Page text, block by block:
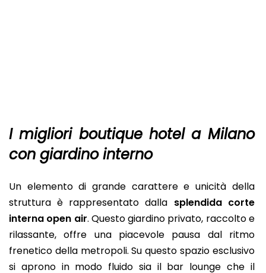
I migliori boutique hotel a Milano
con giardino interno
Un elemento di grande carattere e unicità della
struttura è rappresentato dalla splendida corte
interna open air. Questo giardino privato, raccolto e
rilassante, offre una piacevole pausa dal ritmo
frenetico della metropoli. Su questo spazio esclusivo
si aprono in modo fluido sia il bar lounge che il